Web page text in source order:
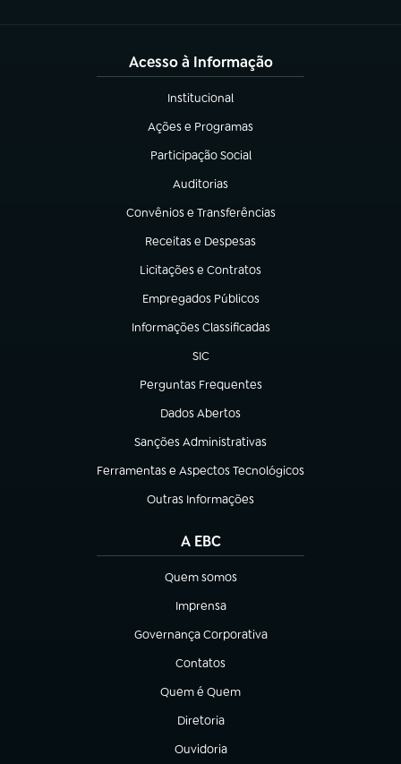
Acesso à Informação
Institucional
(abre em nova aba)
Ações e Programas
(abre em nova aba)
Participação Social
(abre em nova aba)
Auditorias
(abre em nova aba)
Convênios e Transferências
(abre em nova aba)
Receitas e Despesas
(abre em nova aba)
Licitações e Contratos
(abre em nova aba)
Empregados Públicos
(abre em nova aba)
Informações Classificadas
(abre em nova aba)
SIC
(abre em nova aba)
Perguntas Frequentes
(abre em nova aba)
Dados Abertos
(abre em nova aba)
Sanções Administrativas
(abre em nova aba)
Ferramentas e Aspectos Tecnológicos
(abre em nova aba)
Outras Informações
(abre em nova aba)
A EBC
Quem somos
(abre em nova aba)
Imprensa
(abre em nova aba)
Governança Corporativa
(abre em nova aba)
Contatos
(abre em nova aba)
Quem é Quem
(abre em nova aba)
Diretoria
(abre em nova aba)
Ouvidoria
(abre em nova aba)